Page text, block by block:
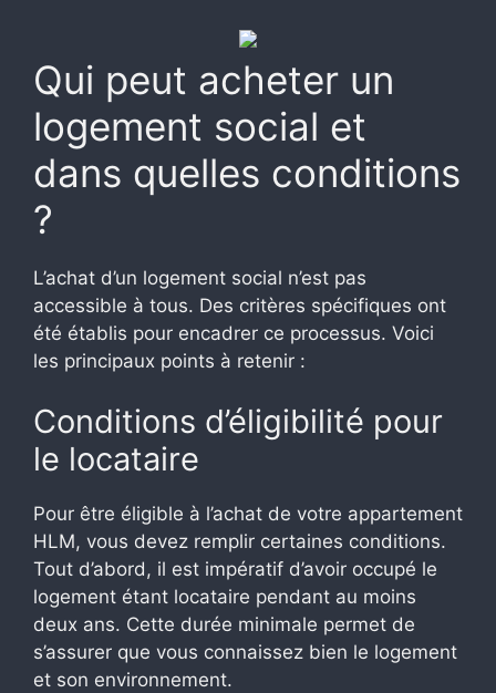
Qui peut acheter un
logement social et
dans quelles conditions
?
L’achat d’un logement social n’est pas
accessible à tous. Des critères spécifiques ont
été établis pour encadrer ce processus. Voici
les principaux points à retenir :
Conditions d’éligibilité pour
le locataire
Pour être éligible à l’achat de votre appartement
HLM, vous devez remplir certaines conditions.
Tout d’abord, il est impératif d’avoir occupé le
logement étant locataire pendant au moins
deux ans. Cette durée minimale permet de
s’assurer que vous connaissez bien le logement
et son environnement.